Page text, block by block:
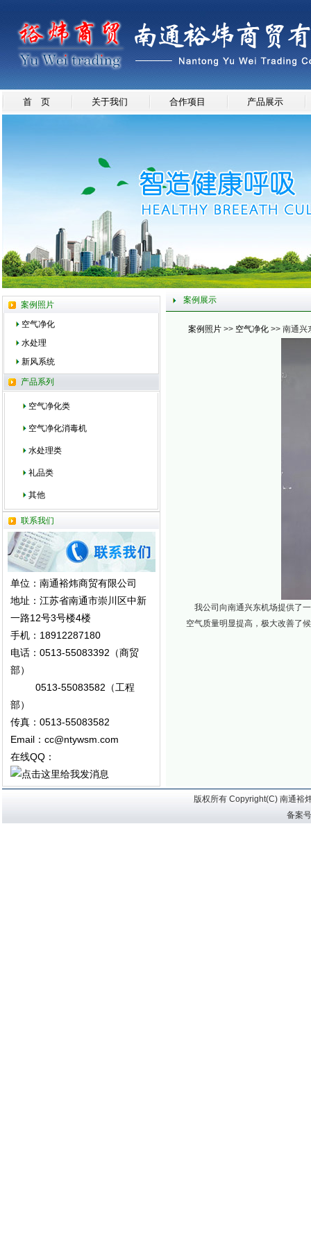
首 页 关于我们 合作项目 产品展示
案例照片
空气净化
水处理
新风系统
产品系列
空气净化类
空气净化消毒机
水处理类
礼品类
其他
联系我们
单位：南通裕炜商贸有限公司
地址：江苏省南通市崇川区中新
一路12号3号楼4楼
手机：18912287180
电话：0513-55083392（商贸
部）
0513-55083582（工程
部）
传真：0513-55083582
Email：cc@ntywsm.com
在线QQ：
案例展示
案例照片>> 空气净化>> 南通兴
我公司向南通兴东机场提供了
空气质量明显提高，极大改善了
版权所有 Copyright(C) 南通
备案